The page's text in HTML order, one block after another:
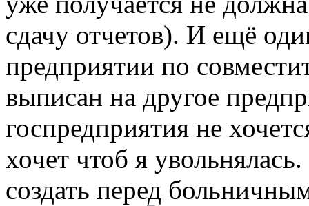
сдачу отчетов). И ещё
предприятии по
выписан на другое
госпредприятия не
хочет чтоб я
создать перед